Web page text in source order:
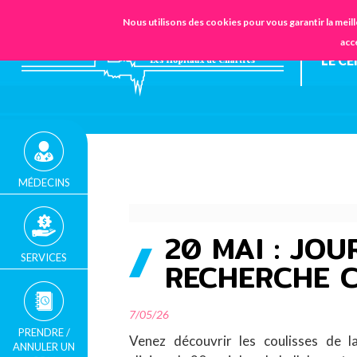
Nous utilisons des cookies pour vous garantir la
URGENCES 02.37.30.30.30
LE
MÉDECINS
SERVICES
PRENDRE /
ANNULER UN
FIL
D'ARIANE
20 MAI :
RECHERCHE
7/05/26
Venez découvrir les coulisses de